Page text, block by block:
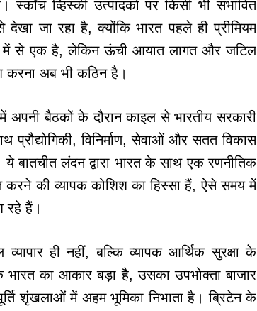
व्हिस्की उत्पादकों पर किसी भी संभावित
जा रहा है, क्योंकि भारत पहले ही प्रीमियम
में से एक है, लेकिन ऊंची आयात लागत और जटिल
करना अब भी कठिन है।
अपनी बैठकों के दौरान काइल से भारतीय सरकारी
प्रौद्योगिकी, विनिर्माण, सेवाओं और सतत विकास
बातचीत लंदन द्वारा भारत के साथ एक रणनीतिक
की व्यापक कोशिश का हिस्सा हैं, ऐसे समय में
रहे हैं।
ही नहीं, बल्कि व्यापक आर्थिक सुरक्षा के
भारत का आकार बड़ा है, उसका उपभोक्ता बाजार
शृंखलाओं में अहम भूमिका निभाता है। ब्रिटेन के